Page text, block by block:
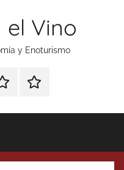
el Vino
y Enoturismo
Contacto